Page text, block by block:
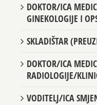
DOKTOR/ICA
GINEKOLOGIJE I
SKLADIŠTAR
DOKTOR/ICA
RADIOLOGIJE/
VODITELJ/ICA